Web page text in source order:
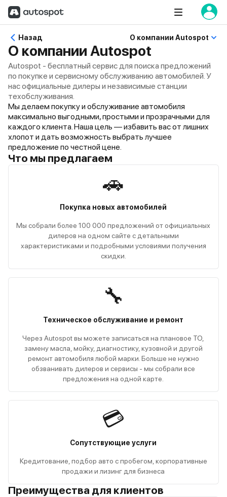
Назад О компании Autospot
О компании Autospot
Autospot - бесплатный сервис для поиска предложений
по покупке и сервисному обслуживанию автомобилей. У
нас официальные дилеры и независимые станции
техобслуживания.
Мы делаем покупку и обслуживание автомобиля
максимально выгодными, простыми и прозрачными для
каждого клиента. Наша цель — избавить вас от лишних
хлопот и дать возможность выбрать лучшее
предложение по честной цене.
Что мы предлагаем
🚗
Покупка новых автомобилей
Мы собрали более 100 000 предложений от официальных
дилеров на одном сайте с детальными
характеристиками и подробными условиями получения
скидки.
🔧
Техническое обслуживание и ремонт
Через Autospot вы можете записаться на плановое ТО,
замену масла, мойку, диагностику, кузовной и другой
ремонт автомобиля любой марки. Больше не нужно
обзванивать дилеров и сервисы - мы собрали все
предложения на одной карте.
💳
Сопутствующие услуги
Кредитование, подбор авто с пробегом, корпоративные
продажи и лизинг для бизнеса
Преимущества для клиентов